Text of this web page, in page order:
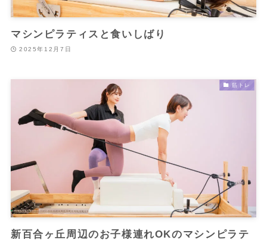
マシンピラティスと食いしばり
2025年12月7日
筋トレ
新百合ヶ丘周辺のお子様連れOKのマシンピラテ